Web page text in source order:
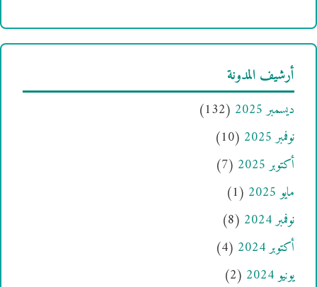
أرشيف المدونة
ديسمبر 2025
(132)
نوفمبر 2025
(10)
أكتوبر 2025
(7)
مايو 2025
(1)
نوفمبر 2024
(8)
أكتوبر 2024
(4)
يونيو 2024
(2)